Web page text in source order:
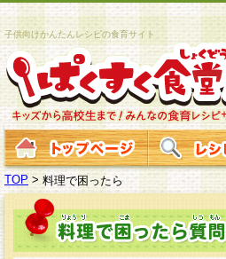
子供向けかんたんレシピの食育サイト
TOP >料理で困ったら